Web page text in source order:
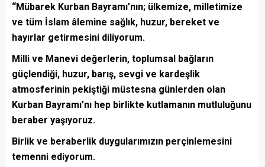
“Mübarek Kurban Bayramı’nın; ülkemize, milletimize
ve tüm İslam âlemine sağlık, huzur, bereket ve
hayırlar getirmesini diliyorum.
Milli ve Manevi değerlerin, toplumsal bağların
güçlendiği, huzur, barış, sevgi ve kardeşlik
atmosferinin pekiştiği müstesna günlerden olan
Kurban Bayramı’nı hep birlikte kutlamanın mutluluğunu
beraber yaşıyoruz.
Birlik ve beraberlik duygularımızın perçinlemesini
temenni ediyorum.